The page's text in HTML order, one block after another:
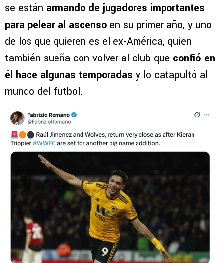
se están armando de jugadores importantes
para pelear al ascenso en su primer año, y uno
de los que quieren es el ex-América, quien
también sueña con volver al club que confió en
él hace algunas temporadas y lo catapultó al
mundo del futbol.